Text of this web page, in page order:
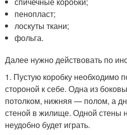
пенопласт;
лоскуты ткани;
фольга.
Далее нужно действовать по
1. Пустую коробку необходимо
стороной к себе. Одна из
потолком, нижняя — полом, а
стеной в жилище. Одной стены
неудобно будет играть.